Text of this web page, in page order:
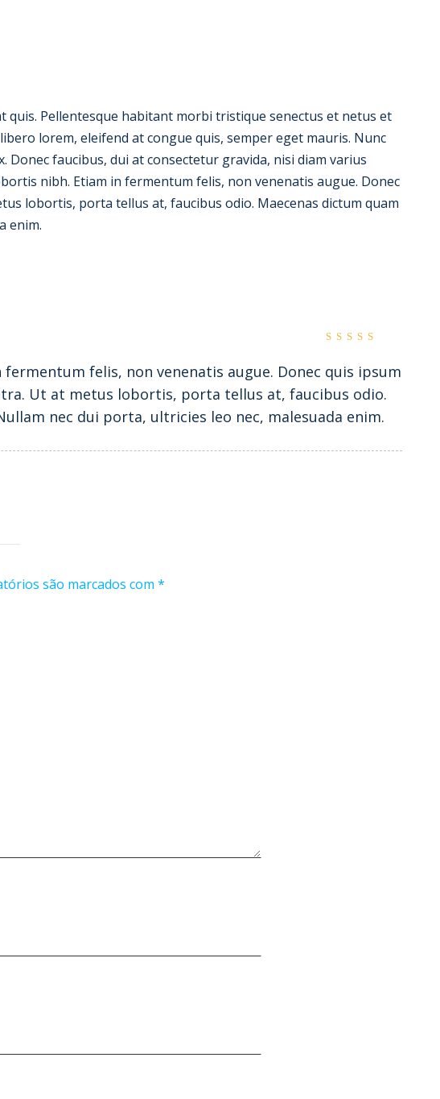
Pellentesque habitant morbi tristique senectus et netus et
lorem, eleifend at congue quis, semper eget mauris. Nunc
faucibus, dui at consectetur gravida, nisi diam varius
nibh. Etiam in fermentum felis, non venenatis augue. Donec
lobortis, porta tellus at, faucibus odio. Maecenas dictum quam
enim.
5
felis, non venenatis augue. Donec quis ipsum
Ut at metus lobortis, porta tellus at, faucibus odio.
nec dui porta, ultricies leo nec, malesuada enim.
são marcados com *